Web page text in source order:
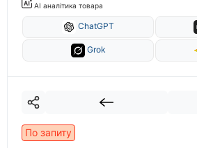
AI аналітика товара
ChatGPT
Grok
По запиту